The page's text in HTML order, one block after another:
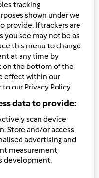
3 | Última entrada
desde : 24.02.2013
de leite, qual a
No final da massa
volume)? Posso meter
com ovo, ou
tracking
shown under we
provide. If trackers are
you see may not be as
this menu to change
at any time by
on the bottom of the
effect within our
our Privacy Policy.
data to provide:
scan device
Store and/or access
advertising and
measurement,
development.